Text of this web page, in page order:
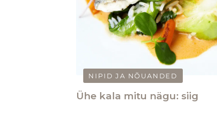
NIPID JA NÕUANDED
Ühe kala mitu nägu: siig